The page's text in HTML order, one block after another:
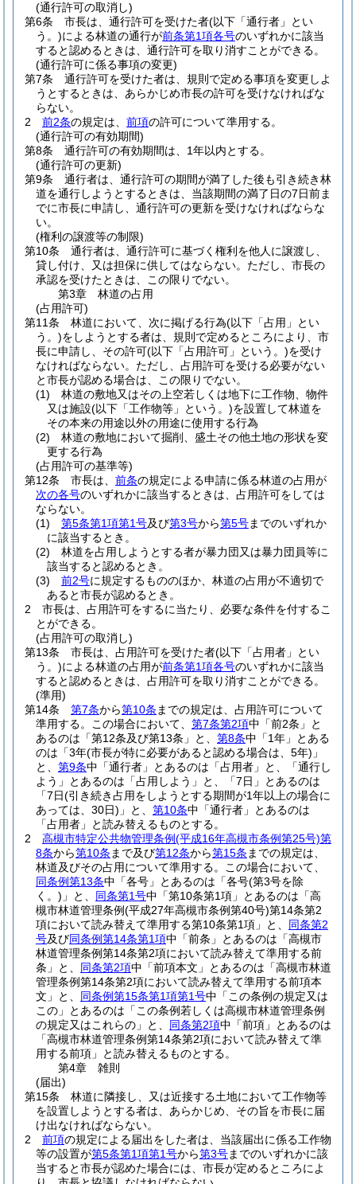
(通行許可の取消し)
第6条
市長は、通行許可を受けた者(以下「通行者」とい
う。)による林道の通行が前条第1項各号のいずれかに該当
すると認めるときは、通行許可を取り消すことができる。
(通行許可に係る事項の変更)
第7条
通行許可を受けた者は、規則で定める事項を変更しよ
うとするときは、あらかじめ市長の許可を受けなければな
らない。
2
前2条の規定は、 前項の許可について準用する。
(通行許可の有効期間)
第8条
通行許可の有効期間は、1年以内とする。
(通行許可の更新)
第9条
通行者は、通行許可の期間が満了した後も引き続き林
道を通行しようとするときは、当該期間の満了日の7日前ま
でに市長に申請し、通行許可の更新を受けなければならな
い。
(権利の譲渡等の制限)
第10条
通行者は、通行許可に基づく権利を他人に譲渡し、
貸し付け、又は担保に供してはならない。 ただし、市長の
承認を受けたときは、この限りでない。
第3章
林道の占用
(占用許可)
第11条
林道において、次に掲げる行為(以下「占用」とい
う。)をしようとする者は、規則で定めるところにより、市
長に申請し、その許可(以下「占用許可」という。)を受け
なければならない。 ただし、占用許可を受ける必要がない
と市長が認める場合は、この限りでない。
(1)
林道の敷地又はその上空若しくは地下に工作物、物件
又は施設(以下「工作物等」という。)を設置して林道を
その本来の用途以外の用途に使用する行為
(2)
林道の敷地において掘削、盛土その他土地の形状を変
更する行為
(占用許可の基準等)
第12条
市長は、 前条の規定による申請に係る林道の占用が
次の各号のいずれかに該当するときは、占用許可をしては
ならない。
(1)
第5条第1項第1号及び第3号から第5号までのいずれか
に該当するとき。
(2)
林道を占用しようとする者が暴力団又は暴力団員等に
該当すると認めるとき。
(3)
前2号に規定するもののほか、林道の占用が不適切で
あると市長が認めるとき。
2
市長は、占用許可をするに当たり、必要な条件を付するこ
とができる。
(占用許可の取消し)
第13条
市長は、占用許可を受けた者(以下「占用者」とい
う。)による林道の占用が前条第1項各号のいずれかに該当
すると認めるときは、占用許可を取り消すことができる。
(準用)
第14条
第7条から第10条 までの規定は、占用許可について
準用する。
この場合において、 第7条第2項中「前2条」と
あるのは「第12条及び第13条」と、 第8条中「1年」とある
のは「3年(市長が特に必要があると認める場合は、5年) 」
と、 第9条中「通行者」とあるのは「占用者」と、「通行し
よう」とあるのは「占用しよう」と、「7日」とあるのは
「7日(引き続き占用をしようとする期間が1年以上の場合に
あっては、30日) 」と、 第10条中「通行者」とあるのは
「占用者」と読み替えるものとする。
2
高槻市特定公共物管理条例(平成16年高槻市条例第25号)第
8条から第10条 まで及び第12条から第15条 までの規定は、
林道及びその占用について準用する。
この場合において、
同条例第13条中「各号」とあるのは「各号(第3号を除
く。) 」と、 同条第1号中「第10条第1項」とあるのは「高
槻市林道管理条例(平成27年高槻市条例第40号)第14条第2
項において読み替えて準用する第10条第1項」と、 同条第2
号及び同条例第14条第1項中「前条」とあるのは「高槻市
林道管理条例第14条第2項において読み替えて準用する前
条」と、 同条第2項中「前項本文」とあるのは「高槻市林道
管理条例第14条第2項において読み替えて準用する前項本
文」と、 同条例第15条第1項第1号中「この条例の規定又は
この」とあるのは「この条例若しくは高槻市林道管理条例
の規定又はこれらの」と、 同条第2項中「前項」とあるのは
「高槻市林道管理条例第14条第2項において読み替えて準
用する前項」と読み替えるものとする。
第4章
雑則
(届出)
第15条
林道に隣接し、又は近接する土地において工作物等
を設置しようとする者は、あらかじめ、その旨を市長に届
け出なければならない。
2
前項の規定による届出をした者は、当該届出に係る工作物
等の設置が第5条第1項第1号から第3号までのいずれかに該
当すると市長が認めた場合には、市長が定めるところによ